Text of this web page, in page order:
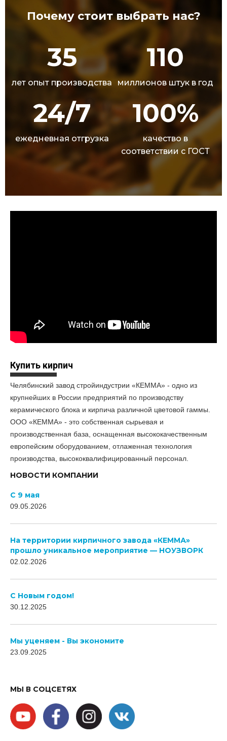
Почему стоит выбрать нас?
35
лет опыт производства
110
миллионов штук в год
24/7
ежедневная отгрузка
100%
качество в
соответствии с ГОСТ
Купить кирпич
Челябинский завод стройиндустрии «КЕММА» - одно из
крупнейших в России предприятий по производству
керамического блока и кирпича различной цветовой гаммы.
ООО «КЕММА» - это собственная сырьевая и
производственная база, оснащенная высококачественным
европейским оборудованием, отлаженная технология
производства, высококвалифицированный персонал.
НОВОСТИ КОМПАНИИ
С 9 мая
09.05.2026
На территории кирпичного завода «КЕММА»
прошло уникальное мероприятие — НОУЗВОРК
02.02.2026
C Новым годом!
30.12.2025
Мы уценяем - Вы экономите
23.09.2025
МЫ В СОЦСЕТЯХ